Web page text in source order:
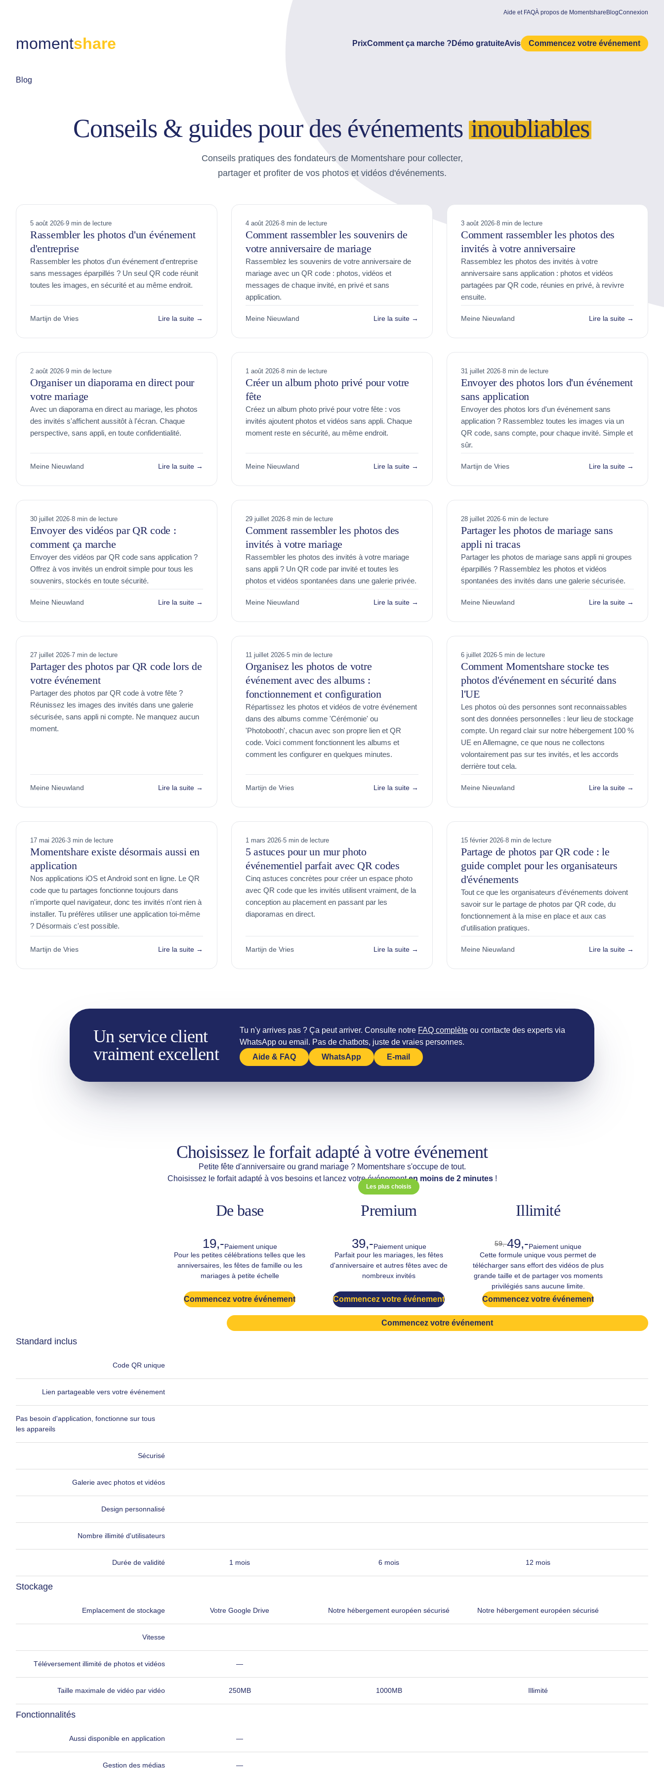
Aide et FAQÀ propos de Momentshare BlogConnexion
momentshare PrixComment ça marche ? Démo gratuiteAvis Commencez votre événement
Blog
Conseils & guides pour des événements inoubliables
Conseils pratiques des fondateurs de Momentshare pour collecter,
partager et profiter de vos photos et vidéos d'événements.
5 août 2026·9 min de lecture
Rassembler les photos d'un événement
d'entreprise
Rassembler les photos d'un événement d'entreprise
sans messages éparpillés ? Un seul QR code réunit
toutes les images, en sécurité et au même endroit.
Martijn de Vries Lire la suite →
4 août 2026·8 min de lecture
Comment rassembler les souvenirs de
votre anniversaire de mariage
Rassemblez les souvenirs de votre anniversaire de
mariage avec un QR code : photos, vidéos et
messages de chaque invité, en privé et sans
application.
Meine Nieuwland Lire la suite →
3 août 2026·8 min de lecture
Comment rassembler les photos des
invités à votre anniversaire
Rassemblez les photos des invités à votre
anniversaire sans application : photos et vidéos
partagées par QR code, réunies en privé, à revivre
ensuite.
Meine Nieuwland Lire la suite →
2 août 2026·9 min de lecture
Organiser un diaporama en direct pour
votre mariage
Avec un diaporama en direct au mariage, les photos
des invités s'affichent aussitôt à l'écran. Chaque
perspective, sans appli, en toute confidentialité.
Meine Nieuwland Lire la suite →
1 août 2026·8 min de lecture
Créer un album photo privé pour votre
fête
Créez un album photo privé pour votre fête : vos
invités ajoutent photos et vidéos sans appli. Chaque
moment reste en sécurité, au même endroit.
Meine Nieuwland Lire la suite →
31 juillet 2026·8 min de lecture
Envoyer des photos lors d'un événement
sans application
Envoyer des photos lors d'un événement sans
application ? Rassemblez toutes les images via un
QR code, sans compte, pour chaque invité. Simple et
sûr.
Martijn de Vries Lire la suite →
30 juillet 2026·8 min de lecture
Envoyer des vidéos par QR code :
comment ça marche
Envoyer des vidéos par QR code sans application ?
Offrez à vos invités un endroit simple pour tous les
souvenirs, stockés en toute sécurité.
Meine Nieuwland Lire la suite →
29 juillet 2026·8 min de lecture
Comment rassembler les photos des
invités à votre mariage
Rassembler les photos des invités à votre mariage
sans appli ? Un QR code par invité et toutes les
photos et vidéos spontanées dans une galerie privée.
Meine Nieuwland Lire la suite →
28 juillet 2026·6 min de lecture
Partager les photos de mariage sans
appli ni tracas
Partager les photos de mariage sans appli ni groupes
éparpillés ? Rassemblez les photos et vidéos
spontanées des invités dans une galerie sécurisée.
Meine Nieuwland Lire la suite →
27 juillet 2026·7 min de lecture
Partager des photos par QR code lors de
votre événement
Partager des photos par QR code à votre fête ?
Réunissez les images des invités dans une galerie
sécurisée, sans appli ni compte. Ne manquez aucun
moment.
Meine Nieuwland Lire la suite →
11 juillet 2026·5 min de lecture
Organisez les photos de votre
événement avec des albums :
fonctionnement et configuration
Répartissez les photos et vidéos de votre événement
dans des albums comme 'Cérémonie' ou
'Photobooth', chacun avec son propre lien et QR
code. Voici comment fonctionnent les albums et
comment les configurer en quelques minutes.
Martijn de Vries Lire la suite →
6 juillet 2026·5 min de lecture
Comment Momentshare stocke tes
photos d'événement en sécurité dans
l'UE
Les photos où des personnes sont reconnaissables
sont des données personnelles : leur lieu de stockage
compte. Un regard clair sur notre hébergement 100 %
UE en Allemagne, ce que nous ne collectons
volontairement pas sur tes invités, et les accords
derrière tout cela.
Meine Nieuwland Lire la suite →
17 mai 2026·3 min de lecture
Momentshare existe désormais aussi en
application
Nos applications iOS et Android sont en ligne. Le QR
code que tu partages fonctionne toujours dans
n'importe quel navigateur, donc tes invités n'ont rien à
installer. Tu préfères utiliser une application toi-même
? Désormais c'est possible.
Martijn de Vries Lire la suite →
1 mars 2026·5 min de lecture
5 astuces pour un mur photo
événementiel parfait avec QR codes
Cinq astuces concrètes pour créer un espace photo
avec QR code que les invités utilisent vraiment, de la
conception au placement en passant par les
diaporamas en direct.
Martijn de Vries Lire la suite →
15 février 2026·8 min de lecture
Partage de photos par QR code : le
guide complet pour les organisateurs
d'événements
Tout ce que les organisateurs d'événements doivent
savoir sur le partage de photos par QR code, du
fonctionnement à la mise en place et aux cas
d'utilisation pratiques.
Meine Nieuwland Lire la suite →
Un service client
vraiment excellent
Tu n'y arrives pas ? Ça peut arriver. Consulte notre FAQ complète ou contacte des experts via
WhatsApp ou email. Pas de chatbots, juste de vraies personnes.
Aide & FAQ
WhatsApp E-mail
Choisissez le forfait adapté à votre événement
Petite fête d'anniversaire ou grand mariage ? Momentshare s'occupe de tout.
Choisissez le forfait adapté à vos besoins et lancez votre événementen moins de 2 minutes!
De base Premium
Les plus choisis
Illimité
19,-Paiement unique
Pour les petites célébrations telles que les
anniversaires, les fêtes de famille ou les
mariages à petite échelle
Commencez votre événement
39,-Paiement unique
Parfait pour les mariages, les fêtes
d'anniversaire et autres fêtes avec de
nombreux invités
Commencez votre événement
59,-49,-Paiement unique
Cette formule unique vous permet de
télécharger sans effort des vidéos de plus
grande taille et de partager vos moments
privilégiés sans aucune limite.
Commencez votre événement
Commencez votre événement
Standard inclus
Code QR unique
Lien partageable vers votre événement
Pas besoin d'application, fonctionne sur tous
les appareils
Sécurisé
Galerie avec photos et vidéos
Design personnalisé
Nombre illimité d'utilisateurs
Durée de validité 1 mois 6 mois 12 mois
Stockage
Emplacement de stockage Votre Google Drive Notre hébergement européen sécurisé Notre hébergement européen sécurisé
Vitesse
Téléversement illimité de photos et vidéos —
Taille maximale de vidéo par vidéo 250MB 1000MB Illimité
Fonctionnalités
Aussi disponible en application —
Gestion des médias —